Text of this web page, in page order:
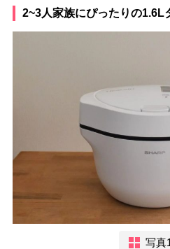
2~3人家族にぴったりの1.6L
写真